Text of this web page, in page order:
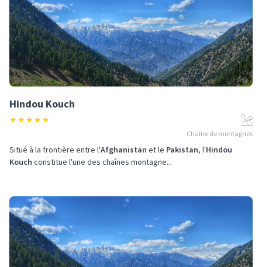
Hindou Kouch
★★★★★
Chaîne de montagnes
Situé à la frontière entre l'Afghanistan et le Pakistan, l'Hindou
Kouch constitue l'une des chaînes montagne...